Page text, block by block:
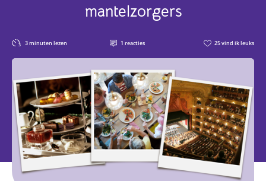
mantelzorgers
3 3minuten lezen 1 reacties 25vind ik leuks